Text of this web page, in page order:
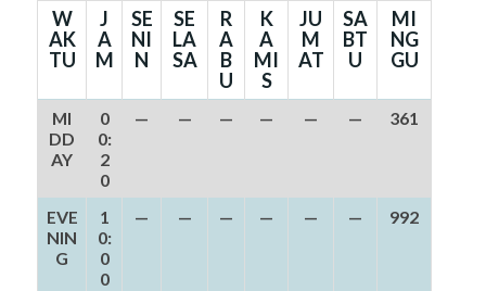
W
AK
TU
J
A
M
SE
NI
N
SE
LA
SA
R
A
B
U
K
A
MI
S
JU
M
AT
SA
BT
U
MI
NG
GU
MI
DD
AY
0
0:
2
0
— — — — — — 361
EVE
NIN
G
1
0:
0
0
— — — — — — 992